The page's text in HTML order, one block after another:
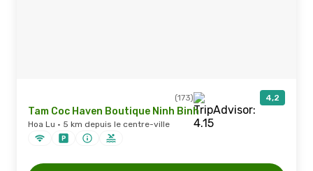
(173) 4,2
Tam Coc Haven Boutique Ninh Binh
Hoa Lu · 5 km depuis le centre-ville